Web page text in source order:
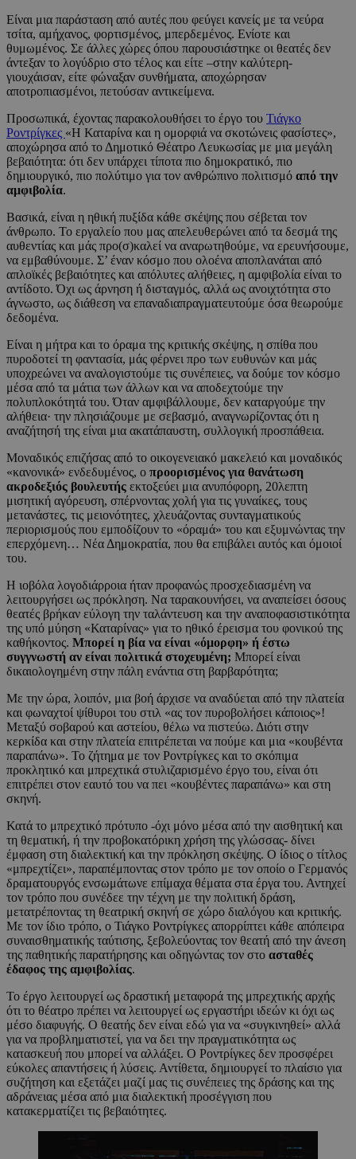
Είναι μια παράσταση από αυτές που φεύγει κανείς με τα νεύρα
τσίτα, αμήχανος, φορτισμένος, μπερδεμένος. Ενίοτε και
θυμωμένος. Σε άλλες χώρες όπου παρουσιάστηκε οι θεατές δεν
άντεξαν το λογύδριο στο τέλος και είτε –στην καλύτερη-
γιουχάισαν, είτε φώναξαν συνθήματα, αποχώρησαν
αποτροπιασμένοι, πετούσαν αντικείμενα.
Προσωπικά, έχοντας παρακολουθήσει το έργο του Τιάγκο
Ροντρίγκες «Η Καταρίνα και η ομορφιά να σκοτώνεις φασίστες»,
αποχώρησα από το Δημοτικό Θέατρο Λευκωσίας με μια μεγάλη
βεβαιότητα: ότι δεν υπάρχει τίποτα πιο δημοκρατικό, πιο
δημιουργικό, πιο πολύτιμο για τον ανθρώπινο πολιτισμό από την
αμφιβολία.
Βασικά, είναι η ηθική πυξίδα κάθε σκέψης που σέβεται τον
άνθρωπο. Το εργαλείο που μας απελευθερώνει από τα δεσμά της
αυθεντίας και μάς προ(σ)καλεί να αναρωτηθούμε, να ερευνήσουμε,
να εμβαθύνουμε. Σ’ έναν κόσμο που ολοένα αποπλανάται από
απλοϊκές βεβαιότητες και απόλυτες αλήθειες, η αμφιβολία είναι το
αντίδοτο. Όχι ως άρνηση ή δισταγμός, αλλά ως ανοιχτότητα στο
άγνωστο, ως διάθεση να επαναδιαπραγματευτούμε όσα θεωρούμε
δεδομένα.
Είναι η μήτρα και το όραμα της κριτικής σκέψης, η σπίθα που
πυροδοτεί τη φαντασία, μάς φέρνει προ των ευθυνών και μάς
υποχρεώνει να αναλογιστούμε τις συνέπειες, να δούμε τον κόσμο
μέσα από τα μάτια των άλλων και να αποδεχτούμε την
πολυπλοκότητά του. Όταν αμφιβάλλουμε, δεν καταργούμε την
αλήθεια· την πλησιάζουμε με σεβασμό, αναγνωρίζοντας ότι η
αναζήτησή της είναι μια ακατάπαυστη, συλλογική προσπάθεια.
Μοναδικός επιζήσας από το οικογενειακό μακελειό και μοναδικός
«κανονικά» ενδεδυμένος, ο προορισμένος για θανάτωση
ακροδεξιός βουλευτής εκτοξεύει μια ανυπόφορη, 20λεπτη
μισητική αγόρευση, σπέρνοντας χολή για τις γυναίκες, τους
μετανάστες, τις μειονότητες, χλευάζοντας συνταγματικούς
περιορισμούς που εμποδίζουν το «όραμά» του και εξυμνώντας την
επερχόμενη… Νέα Δημοκρατία, που θα επιβάλει αυτός και όμοιοί
του.
Η ιοβόλα λογοδιάρροια ήταν προφανώς προσχεδιασμένη να
λειτουργήσει ως πρόκληση. Να ταρακουνήσει, να αναπείσει όσους
θεατές βρήκαν εύλογη την ταλάντευση και την αναποφασιστικότητα
της υπό μύηση «Καταρίνας» για το ηθικό έρεισμα του φονικού της
καθήκοντος. Μπορεί η βία να είναι «όμορφη» ή έστω
συγγνωστή αν είναι πολιτικά στοχευμένη; Μπορεί είναι
δικαιολογημένη στην πάλη ενάντια στη βαρβαρότητα;
Με την ώρα, λοιπόν, μια βοή άρχισε να αναδύεται από την πλατεία
και φωναχτοί ψίθυροι του στιλ «ας τον πυροβολήσει κάποιος»!
Μεταξύ σοβαρού και αστείου, θέλω να πιστεύω. Διότι στην
κερκίδα και στην πλατεία επιτρέπεται να πούμε και μια «κουβέντα
παραπάνω». Το ζήτημα με τον Ροντρίγκες και το σκόπιμα
προκλητικό και μπρεχτικά στυλιζαρισμένο έργο του, είναι ότι
επιτρέπει στον εαυτό του να πει «κουβέντες παραπάνω» και στη
σκηνή.
Κατά το μπρεχτικό πρότυπο -όχι μόνο μέσα από την αισθητική και
τη θεματική, ή την προβοκατόρικη χρήση της γλώσσας- δίνει
έμφαση στη διαλεκτική και την πρόκληση σκέψης. Ο ίδιος ο τίτλος
«μπρεχτίζει», παραπέμποντας στον τρόπο με τον οποίο ο Γερμανός
δραματουργός ενσωμάτωνε επίμαχα θέματα στα έργα του. Αντηχεί
τον τρόπο που συνέδεε την τέχνη με την πολιτική δράση,
μετατρέποντας τη θεατρική σκηνή σε χώρο διαλόγου και κριτικής.
Με τον ίδιο τρόπο, ο Τιάγκο Ροντρίγκες απορρίπτει κάθε απόπειρα
συναισθηματικής ταύτισης, ξεβολεύοντας τον θεατή από την άνεση
της παθητικής παρατήρησης και οδηγώντας τον στο ασταθές
έδαφος της αμφιβολίας.
Το έργο λειτουργεί ως δραστική μεταφορά της μπρεχτικής αρχής
ότι το θέατρο πρέπει να λειτουργεί ως εργαστήρι ιδεών κι όχι ως
μέσο διαφυγής. Ο θεατής δεν είναι εδώ για να «συγκινηθεί» αλλά
για να προβληματιστεί, για να δει την πραγματικότητα ως
κατασκευή που μπορεί να αλλάξει. Ο Ροντρίγκες δεν προσφέρει
εύκολες απαντήσεις ή λύσεις. Αντίθετα, δημιουργεί το πλαίσιο για
συζήτηση και εξετάζει μαζί μας τις συνέπειες της δράσης και της
αδράνειας μέσα από μια διαλεκτική προσέγγιση που
κατακερματίζει τις βεβαιότητες.